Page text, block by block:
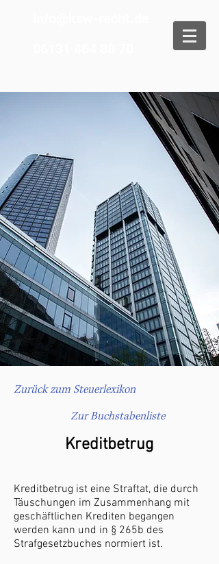
Zurück zum Steuerlexikon
Zur Buchstabenliste
Kreditbetrug
Kreditbetrug ist eine Straftat, die durch
Täuschungen im Zusammenhang mit
geschäftlichen Krediten begangen
werden kann und in § 265b des
Strafgesetzbuches normiert ist.